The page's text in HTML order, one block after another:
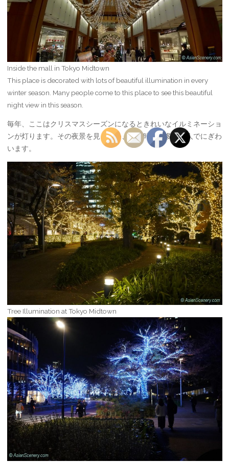
Inside the mall in Tokyo Midtown
This place is decorated with lots of beautiful illumination in every
winter season. Many people come to this place to see this beautiful
night view in this season.
毎年、ここはクリスマスシーズンになるときれいなイルミネーショ
ンが灯ります。その夜景を見るため、この時期は多くの人でにぎわ
います。
Tree Illumination at Tokyo Midtown